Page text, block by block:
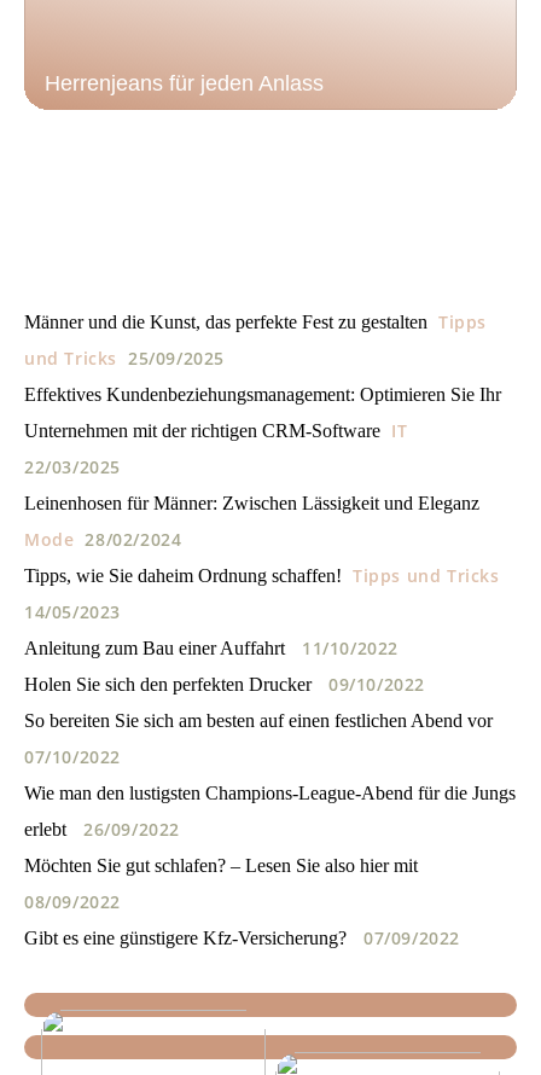
Herrenjeans für jeden Anlass
Männer und die Kunst, das perfekte Fest zu gestalten Tipps
und Tricks 25/09/2025
Effektives Kundenbeziehungsmanagement: Optimieren Sie Ihr
Unternehmen mit der richtigen CRM-Software IT
22/03/2025
Leinenhosen für Männer: Zwischen Lässigkeit und Eleganz
Mode 28/02/2024
Tipps, wie Sie daheim Ordnung schaffen! Tipps und Tricks
14/05/2023
Anleitung zum Bau einer Auffahrt 11/10/2022
Holen Sie sich den perfekten Drucker 09/10/2022
So bereiten Sie sich am besten auf einen festlichen Abend vor
07/10/2022
Wie man den lustigsten Champions-League-Abend für die Jungs
erlebt
26/09/2022
Möchten Sie gut schlafen? – Lesen Sie also hier mit
08/09/2022
Gibt es eine günstigere Kfz-Versicherung? 07/09/2022